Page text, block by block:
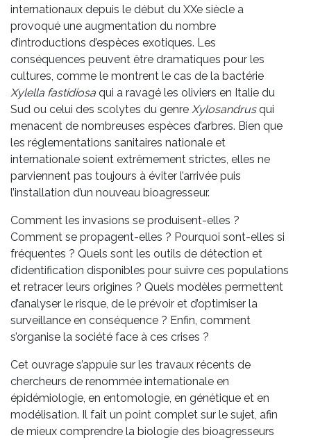
internationaux depuis le début du XXe siècle a
provoqué une augmentation du nombre
d’introductions d’espèces exotiques. Les
conséquences peuvent être dramatiques pour les
cultures, comme le montrent le cas de la bactérie
Xylella fastidiosa qui a ravagé les oliviers en Italie du
Sud ou celui des scolytes du genre Xylosandrusqui
menacent de nombreuses espèces d’arbres. Bien que
les réglementations sanitaires nationale et
internationale soient extrêmement strictes, elles ne
parviennent pas toujours à éviter l’arrivée puis
l’installation d’un nouveau bioagresseur.
Comment les invasions se produisent-elles ?
Comment se propagent-elles ? Pourquoi sont-elles si
fréquentes ? Quels sont les outils de détection et
d’identification disponibles pour suivre ces populations
et retracer leurs origines ? Quels modèles permettent
d’analyser le risque, de le prévoir et d’optimiser la
surveillance en conséquence ? Enfin, comment
s’organise la société face à ces crises ?
Cet ouvrage s’appuie sur les travaux récents de
chercheurs de renommée internationale en
épidémiologie, en entomologie, en génétique et en
modélisation. Il fait un point complet sur le sujet, afin
de mieux comprendre la biologie des bioagresseurs